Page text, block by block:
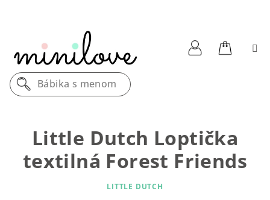
Bábika s menom
Little Dutch Loptička
textilná Forest Friends
LITTLE DUTCH